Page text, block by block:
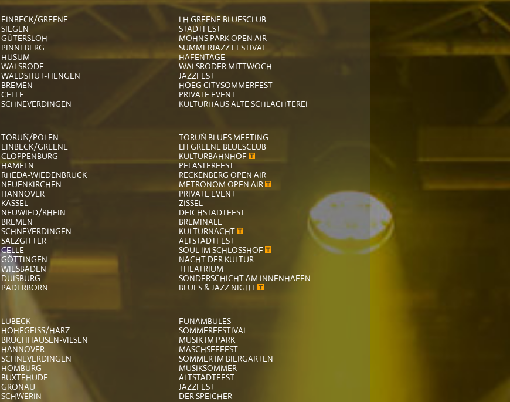
EINBECK/GREENE
LH GREENE BLUESCLUB
SIEGEN
STADTFEST
GÜTERSLOH
MOHNS PARK OPEN AIR
PINNEBERG
SUMMERJAZZ FESTIVAL
HUSUM
HAFENTAGE
WALSRODE
WALSRODER MITTWOCH
WALDSHUT-TIENGEN
JAZZFEST
BREMEN
HOEG CITYSOMMERFEST
CELLE
PRIVATE EVENT
SCHNEVERDINGEN KULTURHAUS ALTE SCHLACHTEREI
TORUŃ/POLEN
TORUŃ BLUES MEETING
EINBECK/GREENE
LH GREENE BLUESCLUB
CLOPPENBURG
KULTURBAHNHOF
HAMELN
PFLASTERFEST
RHEDA-WIEDENBRÜCK
RECKENBERG OPEN AIR
NEUENKIRCHEN
METRONOM OPEN AIR
HANNOVER
PRIVATE EVENT
KASSEL
ZISSEL
NEUWIED/RHEIN
DEICHSTADTFEST
BREMEN
BREMINALE
SCHNEVERDINGEN
KULTURNACHT
SALZGITTER
ALTSTADTFEST
CELLE
SOUL IM SCHLOSSHOF
GÖTTINGEN
NACHT DER KULTUR
WIESBADEN
THEATRIUM
DUISBURG
SONDERSCHICHT AM INNENHAFEN
PADERBORN BLUES & JAZZ NIGHT
LÜBECK
FUNAMBULES
HOHEGEISS/HARZ
SOMMERFESTIVAL
BRUCHHAUSEN-VILSEN
MUSIK IM PARK
HANNOVER
MASCHSEEFEST
SCHNEVERDINGEN
SOMMER IM BIERGARTEN
HOMBURG
MUSIKSOMMER
BUXTEHUDE
ALTSTADTFEST
GRONAU
JAZZFEST
SCHWERIN DER SPEICHER